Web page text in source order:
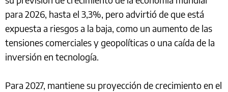
para 2026, hasta el 3,3%, pero advirtió de que está
expuesta a riesgos a la baja, como un aumento de las
tensiones comerciales y geopolíticas o una caída de la
inversión en tecnología.
Para 2027, mantiene su proyección de crecimiento en el